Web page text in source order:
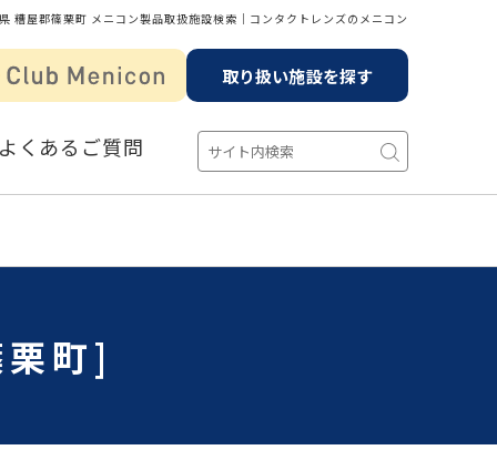
糟屋郡篠栗町 メニコン製品取扱施設検索│コンタクトレンズのメニコン
取り扱い施設を探す
よくあるご質問
町]